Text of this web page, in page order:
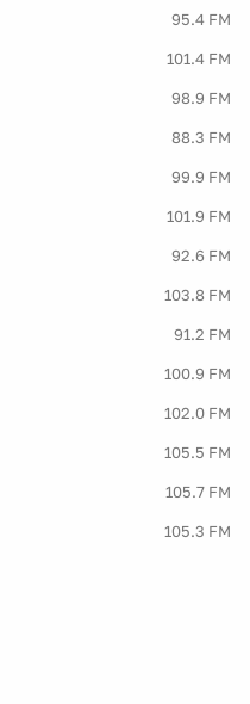
95.4 FM
101.4 FM
98.9 FM
88.3 FM
99.9 FM
101.9 FM
92.6 FM
103.8 FM
91.2 FM
100.9 FM
102.0 FM
105.5 FM
105.7 FM
105.3 FM